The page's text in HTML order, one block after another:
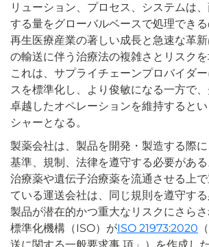
リューション、プロセス、システムは
する量をグローバルベースで処理でき
再生医療産業の著しい成長と急速な革
の輸送に伴う治療法の複雑さとリスクを
これは、サプライチェーンプロバイダ
スを標準化し、より俊敏になる一方で
卓越したオペレーションを維持すると
シャーとなる。
製薬会社は、製品を開発・製造する際
基準、規制、法律を遵守する必要があ
治療薬や遺伝子治療薬を流通させる上
ている運送会社は、同じ規則を遵守する
製品が潜在的かつ重大なリスクにさら
標準化機構（ISO）がISO 21973:2020